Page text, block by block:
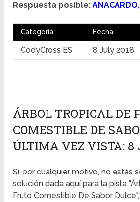
Respuesta posible: ANACARDO,
Categoría Fecha
CodyCross ES 8 July 2018
ÁRBOL TROPICAL DE
COMESTIBLE DE
ÚLTIMA VEZ VISTA: 8
Si, por cualquier motivo, no estás
solución dada aquí para la pista
Fruto Comestible De Sabor